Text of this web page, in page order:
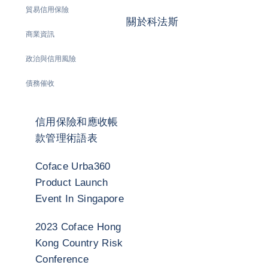
貿易信用保險
商業資訊
政治與信用風險
債務催收
關於科法斯
信用保險和應收帳
款管理術語表
Coface Urba360
Product Launch
Event In Singapore
2023 Coface Hong
Kong Country Risk
Conference